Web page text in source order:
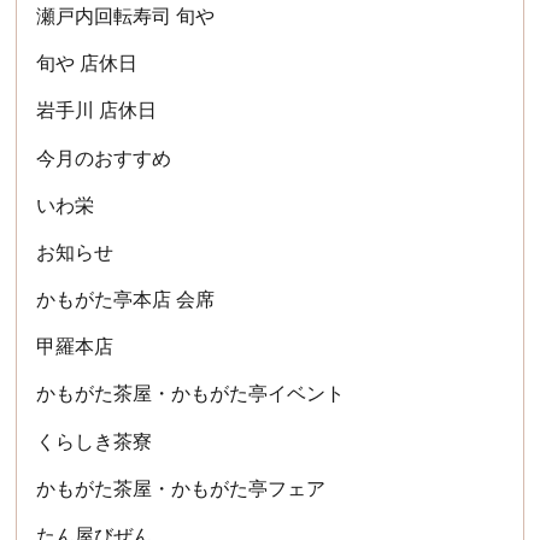
瀬戸内回転寿司 旬や
旬や 店休日
岩手川 店休日
今月のおすすめ
いわ栄
お知らせ
かもがた亭本店 会席
甲羅本店
かもがた茶屋・かもがた亭イベント
くらしき茶寮
かもがた茶屋・かもがた亭フェア
たん屋びぜん